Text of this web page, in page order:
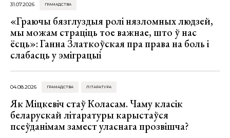
31.07.2026 ГРАМАДСТВА
«Граючы бязглуздыя ролі нязломных людзей,
мы можам страціць тое важнае, што ў нас
ёсць»: Ганна Златкоўская пра права на боль і
слабасць у эміграцыі
04.08.2026 ГРАМАДСТВА ЛІТАРАТУРА
Як Міцкевіч стаў Коласам. Чаму класік
беларускай літаратуры карыстаўся
псеўданімам замест уласнага прозвішча?